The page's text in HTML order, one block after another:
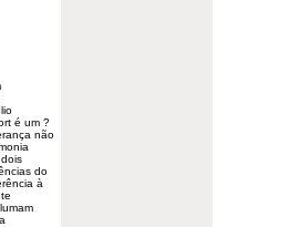
é um ?
não
do
à